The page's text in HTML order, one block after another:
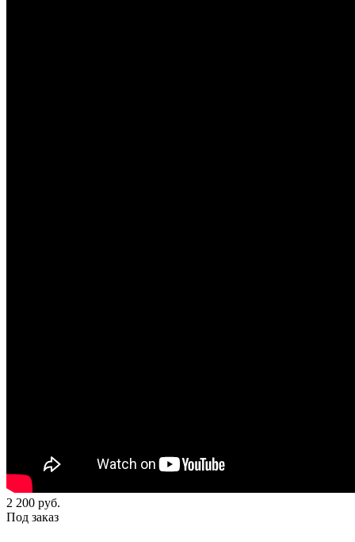
2 200 руб.
Под заказ